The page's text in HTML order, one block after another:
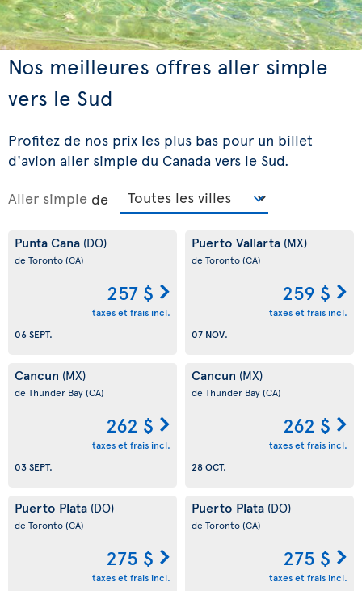
Nos meilleures offres aller simple
vers le Sud
Profitez de nos prix les plus bas pour un billet
d'avion aller simple du Canada vers le Sud.
Aller simple de
Punta Cana (DO)
de Toronto(CA)
257 $
taxes et frais incl.
06 SEPT.
Puerto Vallarta (MX)
de Toronto(CA)
259 $
taxes et frais incl.
07 NOV.
Cancun (MX)
de Thunder Bay(CA)
262 $
taxes et frais incl.
03 SEPT.
Cancun (MX)
de Thunder Bay(CA)
262 $
taxes et frais incl.
28 OCT.
Puerto Plata (DO)
de Toronto(CA)
275 $
taxes et frais incl.
Puerto Plata (DO)
de Toronto(CA)
275 $
taxes et frais incl.